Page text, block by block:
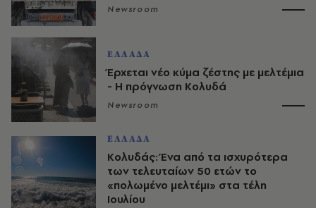
Newsroom
ΕΛΛΑΔΑ
Έρχεται νέο κύμα ζέστης με μελτέμια
- Η πρόγνωση Κολυδά
Newsroom
ΕΛΛΑΔΑ
Κολυδάς: Ένα από τα ισχυρότερα
των τελευταίων 50 ετών το
«πολωμένο μελτέμι» στα τέλη
Ιουλίου